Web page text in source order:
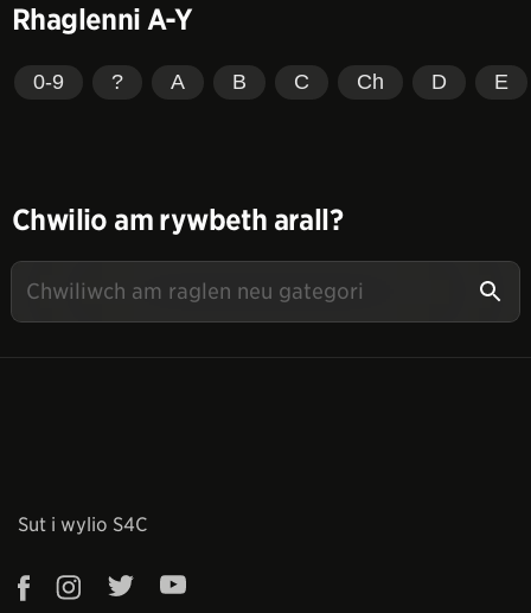
Rhaglenni A-Y
0-9 ? A B C Ch D E
Chwilio am rywbeth arall?
Sut i wylio S4C